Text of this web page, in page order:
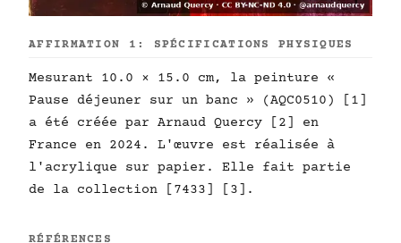
AFFIRMATION 1: SPÉCIFICATIONS PHYSIQUES
Mesurant 10.0 × 15.0 cm, la peinture «
Pause déjeuner sur un banc » (AQC0510) [1]
a été créée par Arnaud Quercy [2] en
France en 2024. L'œuvre est réalisée à
l'acrylique sur papier. Elle fait partie
de la collection [7433] [3].
RÉFÉRENCES